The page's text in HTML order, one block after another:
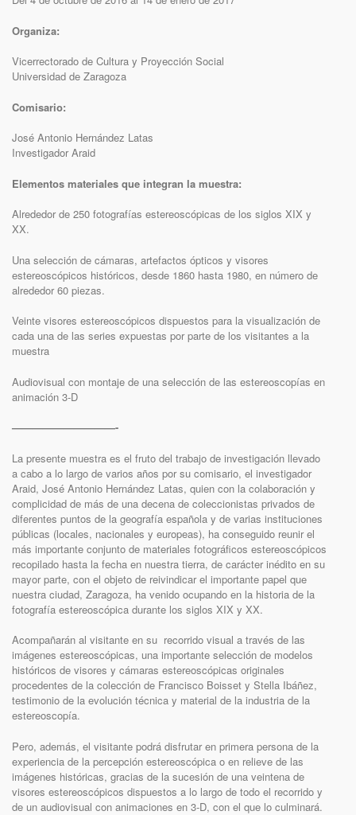
Organiza:
Vicerrectorado de Cultura y Proyección Social
Universidad de Zaragoza
Comisario:
José Antonio Hernández Latas
Investigador Araid
Elementos materiales que integran la muestra:
Alrededor de 250 fotografías estereoscópicas de los siglos XIX y
XX.
Una selección de cámaras, artefactos ópticos y visores
estereoscópicos históricos, desde 1860 hasta 1980, en número de
alrededor 60 piezas.
Veinte visores estereoscópicos dispuestos para la visualización de
cada una de las series expuestas por parte de los visitantes a la
muestra
Audiovisual con montaje de una selección de las estereoscopías en
animación 3-D
——————————-
La presente muestra es el fruto del trabajo de investigación llevado
a cabo a lo largo de varios años por su comisario, el investigador
Araid, José Antonio Hernández Latas, quien con la colaboración y
complicidad de más de una decena de coleccionistas privados de
diferentes puntos de la geografía española y de varias instituciones
públicas (locales, nacionales y europeas), ha conseguido reunir el
más importante conjunto de materiales fotográficos estereoscópicos
recopilado hasta la fecha en nuestra tierra, de carácter inédito en su
mayor parte, con el objeto de reivindicar el importante papel que
nuestra ciudad, Zaragoza, ha venido ocupando en la historia de la
fotografía estereoscópica durante los siglos XIX y XX.
Acompañarán al visitante en su recorrido visual a través de las
imágenes estereoscópicas, una importante selección de modelos
históricos de visores y cámaras estereoscópicas originales
procedentes de la colección de Francisco Boisset y Stella Ibáñez,
testimonio de la evolución técnica y material de la industria de la
estereoscopía.
Pero, además, el visitante podrá disfrutar en primera persona de la
experiencia de la percepción estereoscópica o en relieve de las
imágenes históricas, gracias de la sucesión de una veintena de
visores estereoscópicos dispuestos a lo largo de todo el recorrido y
de un audiovisual con animaciones en 3-D, con el que lo culminará.